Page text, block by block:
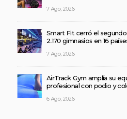
7 Ago, 2026
Smart Fit cerró el
2.170 gimnasios en 16
7 Ago, 2026
AirTrack Gym amplía su
profesional con podio y
6 Ago, 2026